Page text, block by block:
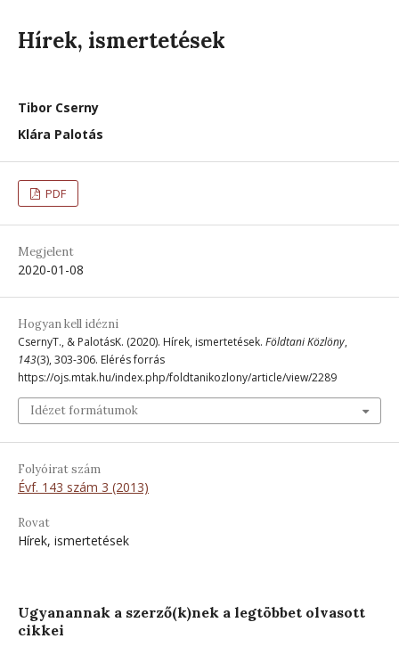
Hírek, ismertetések
Tibor Cserny
Klára Palotás
PDF
Megjelent
2020-01-08
Hogyan kell idézni
CsernyT., & PalotásK. (2020). Hírek, ismertetések. Földtani Közlöny,
143(3), 303-306. Elérés forrás
https://ojs.mtak.hu/index.php/foldtanikozlony/article/view/2289
Idézet formátumok
Folyóirat szám
Évf. 143 szám 3 (2013)
Rovat
Hírek, ismertetések
Ugyanannak a szerző(k)nek a legtöbbet olvasott
cikkei